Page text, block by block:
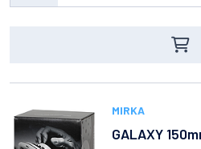
MIRKA
GALAXY